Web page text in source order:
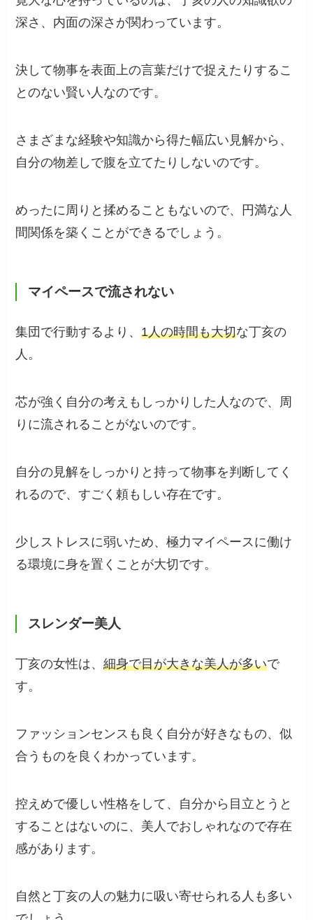
深さ、内面の深さが関わっています。
決して物事を表面上の言葉だけで捉えたりするこ
とのない賢い人なのです。
さまざまな経験や知識から得た幅広い見解から、
自分の物差しで腹を立てたりしないのです。
めったに周りと揉めることもないので、円満な人
間関係を築くことができるでしょう。
マイペースで流されない
集団で行動するより、1人の時間も大切な丁亥の
人。
芯が強く自分の考えもしっかりした人なので、周
りに流されることがないのです。
自分の見解をしっかりと持って物事を判断してく
れるので、すごく頼もしい存在です。
少しストレスに弱いため、極力マイペースに働け
る環境に身を置くことが大切です。
スレンダー美人
丁亥の女性は、細身で目が大きな美人が多いで
す。
ファッションセンスも良く自分が好きなもの、似
合うものを良くわかっています。
控えめで優しい性格をして、自分から目立とうと
することはないのに、美人でおしゃれなので存在
感があります。
自然と丁亥の人の魅力に吸い寄せられる人も多い